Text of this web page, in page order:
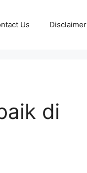
Us Disclaimer
di